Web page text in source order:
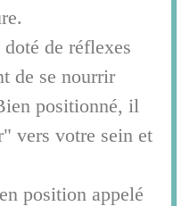
de réflexes
de se nourrir
positionné, il
vers votre sein et
position appelé